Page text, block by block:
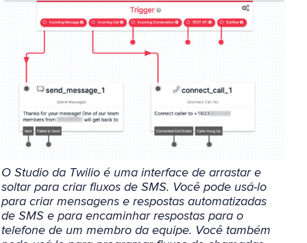
O Studio da Twilio é uma interface de arrastar e
soltar para criar fluxos de SMS. Você pode usá-lo
para criar mensagens e respostas automatizadas
de SMS e para encaminhar respostas para o
telefone de um membro da equipe. Você também